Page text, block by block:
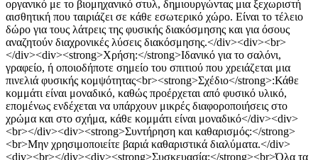
οργανικό με το βιομηχανικό στυλ, δημιουργώντας μια ξεχωριστή
αισθητική που ταιριάζει σε κάθε εσωτερικό χώρο. Είναι το τέλειο
δώρο για τους λάτρεις της φυσικής διακόσμησης και για όσους
αναζητούν διαχρονικές λύσεις διακόσμησης.</div><div><br>
</div><div><strong>Χρήση:</strong>Ιδανικό για το σαλόνι,
γραφείο, ή οποιοδήποτε σημείο του σπιτιού που χρειάζεται μια
πινελιά φυσικής κομψότητας<br><strong>Σχέδιο</strong>:Κάθε
κομμάτι είναι μοναδικό, καθώς προέρχεται από φυσικό υλικό,
επομένως ενδέχεται να υπάρχουν μικρές διαφοροποιήσεις στο
χρώμα και στο σχήμα, κάθε κομμάτι είναι μοναδικό</div><div>
<br></div><div><strong>Συντήρηση και καθαρισμός:</strong>
<br>Μην χρησιμοποιείτε βαριά καθαριστικά διαλύματα.</div>
<div><br></div><div><strong>Συσκευασία:</strong><br>Όλα τα